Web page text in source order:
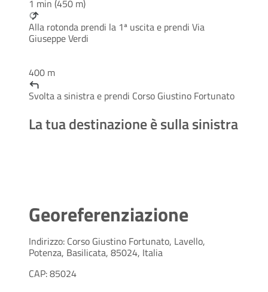
1 min (450 m)
Alla rotonda prendi la 1ª uscita e prendi Via
Giuseppe Verdi
400 m
Svolta asinistrae prendi Corso Giustino Fortunato
La tua destinazione è sulla sinistra
Georeferenziazione
Indirizzo: Corso Giustino Fortunato, Lavello,
Potenza, Basilicata, 85024, Italia
CAP: 85024